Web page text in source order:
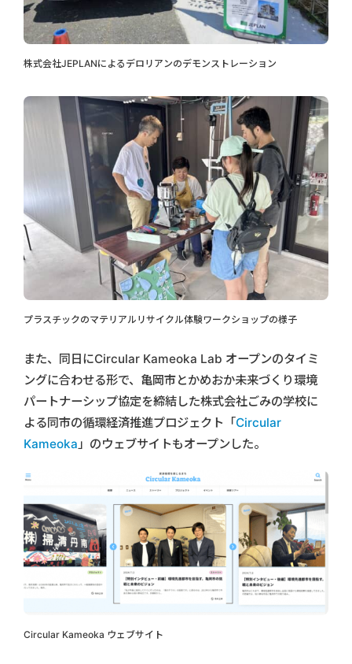
株式会社JEPLANによるデロリアンのデモンストレーション
プラスチックのマテリアルリサイクル体験ワークショップの様子
また、同日にCircular Kameoka Lab オープンのタイミ
ングに合わせる形で、亀岡市とかめおか未来づくり環境
パートナーシップ協定を締結した株式会社ごみの学校に
よる同市の循環経済推進プロジェクト「Circular
Kameoka 」のウェブサイトもオープンした。
Circular Kameoka ウェブサイト